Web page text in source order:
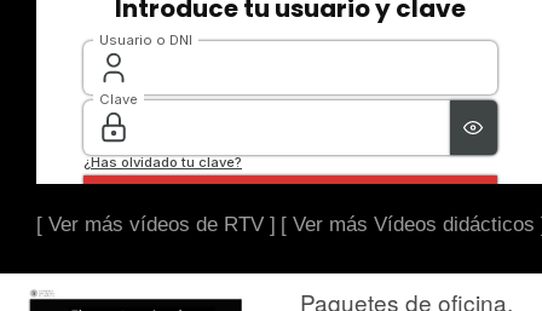
[ Ver más vídeos de RTV ] [ Ver más Vídeos didácticos
Paquetes de oficina.